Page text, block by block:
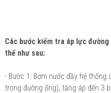
Các bước kiểm tra áp lực
thể như sau:
- Bước 1: Bơm nước đầy hệ thống
trong đường ống), tăng áp đến 3